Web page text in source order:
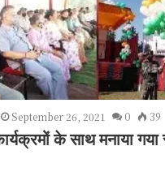
September 26, 2021 0 39
के साथ मनाया गया